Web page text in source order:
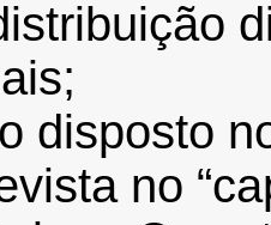
disposto
no